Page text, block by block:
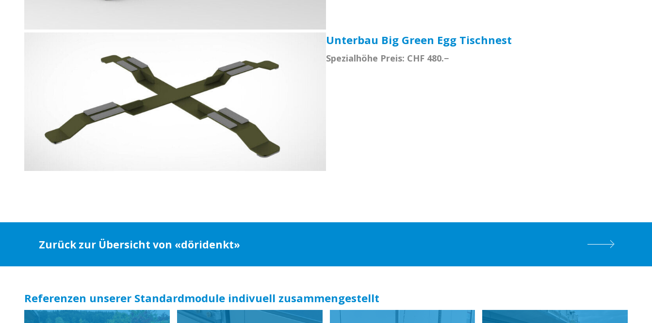
Unterbau Big Green Egg Tischnest
Spezialhöhe Preis: CHF 480.−
Zurück zur Übersicht von «döridenkt»
Referenzen unserer Standardmodule indivuell zusammengestellt